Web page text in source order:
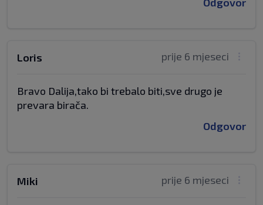
prije 6 mjeseci
Loris
Bravo Dalija,tako bi trebalo biti,sve drugo je
prevara birača.
Odgovor
prije 6 mjeseci
Miki